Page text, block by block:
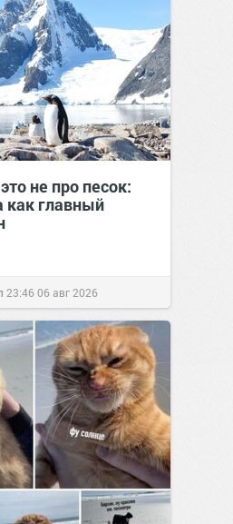
не про песок:
как главный
23:4606 авг 2026